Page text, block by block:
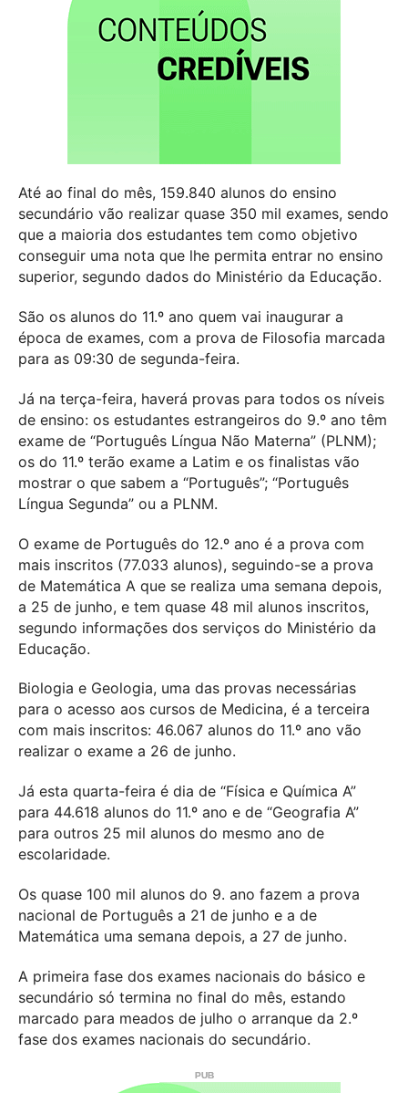
Até ao final do mês, 159.840 alunos do ensino
secundário vão realizar quase 350 mil exames, sendo
que a maioria dos estudantes tem como objetivo
conseguir uma nota que lhe permita entrar no ensino
superior, segundo dados do Ministério da Educação.
São os alunos do 11.º ano quem vai inaugurar a
época de exames, com a prova de Filosofia marcada
para as 09:30 de segunda-feira.
Já na terça-feira, haverá provas para todos os níveis
de ensino: os estudantes estrangeiros do 9.º ano têm
exame de “Português Língua Não Materna” (PLNM);
os do 11.º terão exame a Latim e os finalistas vão
mostrar o que sabem a “Português”; “Português
Língua Segunda” ou a PLNM.
O exame de Português do 12.º ano é a prova com
mais inscritos (77.033 alunos), seguindo-se a prova
de Matemática A que se realiza uma semana depois,
a 25 de junho, e tem quase 48 mil alunos inscritos,
segundo informações dos serviços do Ministério da
Educação.
Biologia e Geologia, uma das provas necessárias
para o acesso aos cursos de Medicina, é a terceira
com mais inscritos: 46.067 alunos do 11.º ano vão
realizar o exame a 26 de junho.
Já esta quarta-feira é dia de “Física e Química A”
para 44.618 alunos do 11.º ano e de “Geografia A”
para outros 25 mil alunos do mesmo ano de
escolaridade.
Os quase 100 mil alunos do 9. ano fazem a prova
nacional de Português a 21 de junho e a de
Matemática uma semana depois, a 27 de junho.
A primeira fase dos exames nacionais do básico e
secundário só termina no final do mês, estando
marcado para meados de julho o arranque da 2.º
fase dos exames nacionais do secundário.